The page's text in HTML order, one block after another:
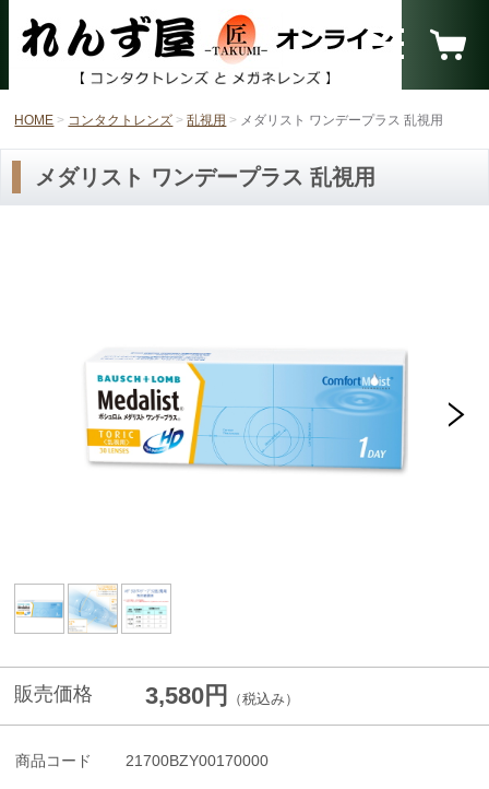
HOME コンタクトレンズ 乱視用 メダリスト ワンデープラス 乱視用
メダリスト ワンデープラス 乱視用
販売価格 3,580円 （税込み）
商品コード 21700BZY00170000